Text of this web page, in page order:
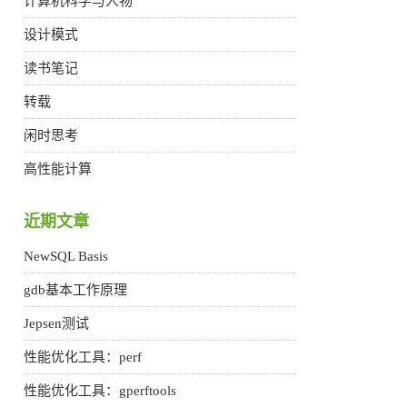
设计模式
读书笔记
转载
闲时思考
高性能计算
近期文章
NewSQL Basis
gdb基本工作原理
Jepsen测试
性能优化工具：perf
性能优化工具：gperftools